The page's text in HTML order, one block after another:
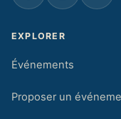
EXPLORER
Événements
Proposer un